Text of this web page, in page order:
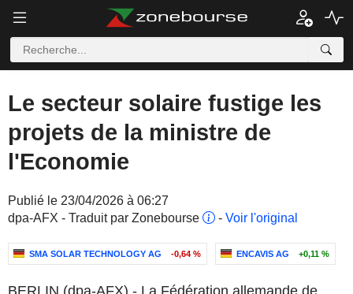
Le secteur solaire fustige les
projets de la ministre de
l'Economie
Publié le 23/04/2026 à 06:27
dpa-AFX - Traduit par Zonebourse
- Voir l'original
SMA SOLAR TECHNOLOGY AG -0,64 % ENCAVIS AG +0,11 %
BERLIN (dpa-AFX) - La Fédération allemande de